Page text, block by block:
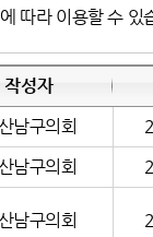
따라 이용할 수 있
작성자
남구의회
남구의회
남구의회